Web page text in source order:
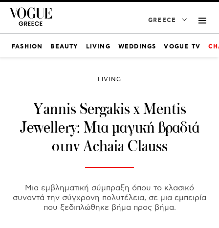
GREECE
FASHION BEAUTY LIVING WEDDINGS VOGUE TV
LIVING
Υannis Sergakis x Mentis
Jewellery: Μια μαγική βραδιά
στην Achaia Clauss
Μια εμβληματική σύμπραξη όπου το κλασικό
συναντά την σύγχρονη πολυτέλεια, σε μια εμπειρία
που ξεδιπλώθηκε βήμα προς βήμα.